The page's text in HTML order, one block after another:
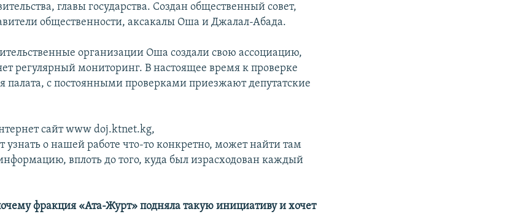
главы государства. Создан общественный совет,
общественности, аксакалы Оша и Джалал-Абада.
организации Оша создали свою ассоциацию,
регулярный мониторинг. В настоящее время к проверке
палата, с постоянными проверками приезжают депутатские
сайт www doj.ktnet.kg,
узнать о нашей работе что-то конкретно, может найти там
вплоть до того, куда был израсходован каждый
фракция «Ата-Журт» подняла такую инициативу и хочет